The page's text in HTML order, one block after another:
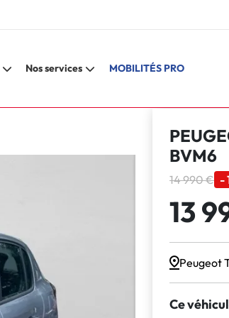
Nos services MOBILITÉS PRO
BVM6
14 990 € -
13
Peugeot
Ce